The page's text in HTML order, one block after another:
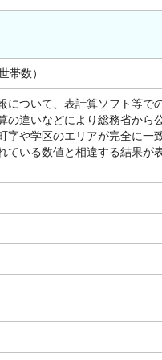
帯数）
ついて、表計算ソフト等で
違いなどにより総務省から
や学区のエリアが完全に一
いる数値と相違する結果が